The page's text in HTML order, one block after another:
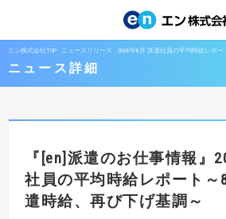
エン株式会社TOP ニュースリリース 2008年8月 派遣社員の平均時給レポー
ニュース詳細
『[en]派遣のお仕事情報』
社員の平均時給レポート
遣時給、再び下げ基調～